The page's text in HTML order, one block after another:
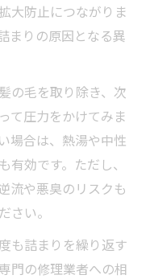
大防止につながりま
まりの原因となる異
の毛を取り除き、次
て圧力をかけてみま
場合は、熱湯や中性
効です。ただし、
流や悪臭のリスクも
さい。
も詰まりを繰り返す
門の修理業者への相